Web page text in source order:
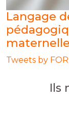
Langage
maternelle
Tweets by
Ils